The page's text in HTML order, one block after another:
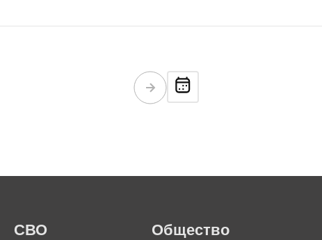
СВО Общество